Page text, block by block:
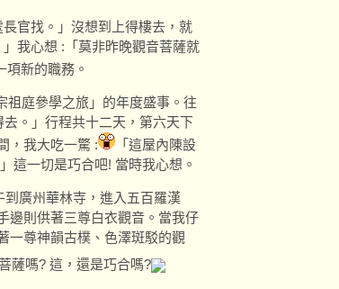
官找。」沒想到上得樓去，就
我心想 :「莫非昨晚觀音菩薩就
項新的職務。
祖庭參學之旅」的年度盛事。往
。」行程共十二天，第六天下
，我大吃一驚 :
「這屋內陳設
這一切是巧合吧! 當時我心想。
廣州華林寺，進入五百羅漢
邊則供著三尊白衣觀音。當我仔
一尊神韻古樸、色澤斑駁的觀
薩嗎? 這，還是巧合嗎?